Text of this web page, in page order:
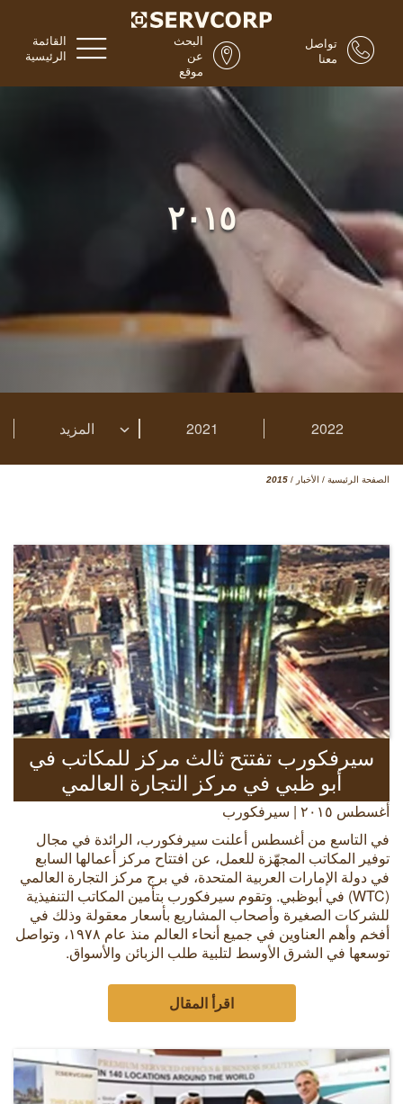
القائمة
الرئيسية
البحث
عن
موقع
تواصل
معنا
٢٠١٥
2022
2021 المزيد
الصفحة الرئيسية / الأخبار /
2015
سيرفكورب تفتتح ثالث مركز للمكاتب في
أبو ظبي في مركز التجارة العالمي
أغسطس ٢٠١٥ | سيرفكورب
في التاسع من أغسطس أعلنت سيرفكورب، الرائدة في مجال
توفير المكاتب المجهّزة للعمل، عن افتتاح مركز أعمالها السابع
في دولة الإمارات العربية المتحدة، في برج مركز التجارة العالمي
(WTC) في أبوظبي. وتقوم سيرفكورب بتأمين المكاتب التنفيذية
للشركات الصغيرة وأصحاب المشاريع بأسعار معقولة وذلك في
أفخم وأهم العناوين في جميع أنحاء العالم منذ عام ١٩٧٨، وتواصل
توسعها في الشرق الأوسط لتلبية طلب الزبائن والأسواق.
اقرأ المقال